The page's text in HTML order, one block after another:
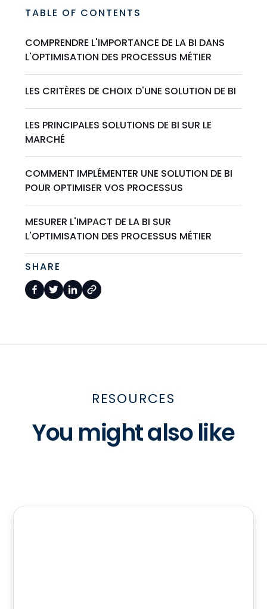
TABLE OF CONTENTS
COMPRENDRE L'IMPORTANCE DE LA BI DANS
L'OPTIMISATION DES PROCESSUS MÉTIER
LES CRITÈRES DE CHOIX D'UNE SOLUTION DE BI
LES PRINCIPALES SOLUTIONS DE BI SUR LE
MARCHÉ
COMMENT IMPLÉMENTER UNE SOLUTION DE BI
POUR OPTIMISER VOS PROCESSUS
MESURER L'IMPACT DE LA BI SUR
L'OPTIMISATION DES PROCESSUS MÉTIER
SHARE
RESOURCES
You might also like